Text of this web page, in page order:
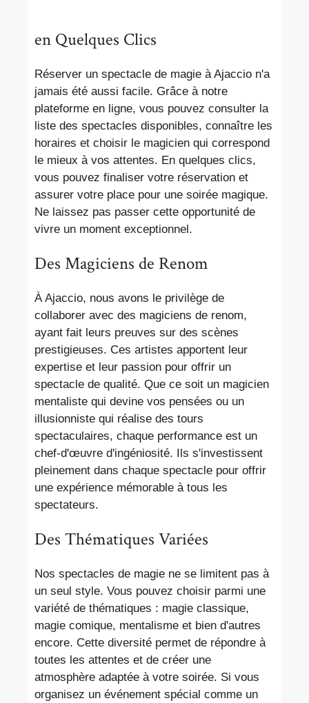
en Quelques Clics
Réserver un spectacle de magie à Ajaccio n'a
jamais été aussi facile. Grâce à notre
plateforme en ligne, vous pouvez consulter la
liste des spectacles disponibles, connaître les
horaires et choisir le magicien qui correspond
le mieux à vos attentes. En quelques clics,
vous pouvez finaliser votre réservation et
assurer votre place pour une soirée magique.
Ne laissez pas passer cette opportunité de
vivre un moment exceptionnel.
Des Magiciens de Renom
À Ajaccio, nous avons le privilège de
collaborer avec des magiciens de renom,
ayant fait leurs preuves sur des scènes
prestigieuses. Ces artistes apportent leur
expertise et leur passion pour offrir un
spectacle de qualité. Que ce soit un magicien
mentaliste qui devine vos pensées ou un
illusionniste qui réalise des tours
spectaculaires, chaque performance est un
chef-d'œuvre d'ingéniosité. Ils s'investissent
pleinement dans chaque spectacle pour offrir
une expérience mémorable à tous les
spectateurs.
Des Thématiques Variées
Nos spectacles de magie ne se limitent pas à
un seul style. Vous pouvez choisir parmi une
variété de thématiques : magie classique,
magie comique, mentalisme et bien d'autres
encore. Cette diversité permet de répondre à
toutes les attentes et de créer une
atmosphère adaptée à votre soirée. Si vous
organisez un événement spécial comme un